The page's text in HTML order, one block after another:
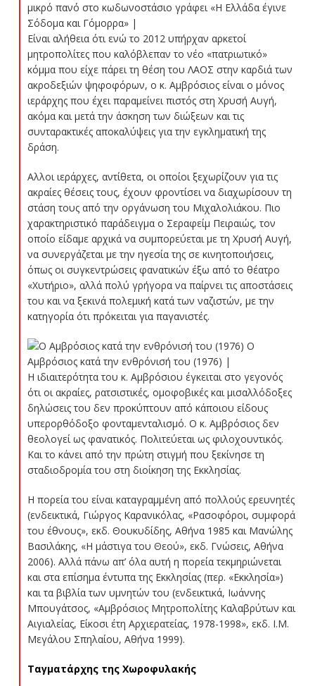
μικρό πανό στο κωδωνοστάσιο γράφει «Η Ελλάδα έγινε
Σόδομα και Γόμορρα» |
Είναι αλήθεια ότι ενώ το 2012 υπήρχαν αρκετοί
μητροπολίτες που καλόβλεπαν το νέο «πατριωτικό»
κόμμα που είχε πάρει τη θέση του ΛΑΟΣ στην καρδιά των
ακροδεξιών ψηφοφόρων, ο κ. Αμβρόσιος είναι ο μόνος
ιεράρχης που έχει παραμείνει πιστός στη Χρυσή Αυγή,
ακόμα και μετά την άσκηση των διώξεων και τις
συνταρακτικές αποκαλύψεις για την εγκληματική της
δράση.
Αλλοι ιεράρχες, αντίθετα, οι οποίοι ξεχωρίζουν για τις
ακραίες θέσεις τους, έχουν φροντίσει να διαχωρίσουν τη
στάση τους από την οργάνωση του Μιχαλολιάκου. Πιο
χαρακτηριστικό παράδειγμα ο Σεραφείμ Πειραιώς, τον
οποίο είδαμε αρχικά να συμπορεύεται με τη Χρυσή Αυγή,
να συνεργάζεται με την ηγεσία της σε κινητοποιήσεις,
όπως οι συγκεντρώσεις φανατικών έξω από το θέατρο
«Χυτήριο», αλλά πολύ γρήγορα να παίρνει τις αποστάσεις
του και να ξεκινά πολεμική κατά των ναζιστών, με την
κατηγορία ότι πρόκειται για παγανιστές.
Ο
Αμβρόσιος κατά την ενθρόνισή του (1976) |
Η ιδιαιτερότητα του κ. Αμβρόσιου έγκειται στο γεγονός
ότι οι ακραίες, ρατσιστικές, ομοφοβικές και μισαλλόδοξες
δηλώσεις του δεν προκύπτουν από κάποιου είδους
υπερορθόδοξο φονταμενταλισμό. Ο κ. Αμβρόσιος δεν
θεολογεί ως φανατικός. Πολιτεύεται ως φιλοχουντικός.
Και το κάνει από την πρώτη στιγμή που ξεκίνησε τη
σταδιοδρομία του στη διοίκηση της Εκκλησίας.
Η πορεία του είναι καταγραμμένη από πολλούς ερευνητές
(ενδεικτικά, Γιώργος Καρανικόλας, «Ρασοφόροι, συμφορά
του έθνους», εκδ. Θουκυδίδης, Αθήνα 1985 και Μανώλης
Βασιλάκης, «Η μάστιγα του Θεού», εκδ. Γνώσεις, Αθήνα
2006). Αλλά πάνω απ’ όλα αυτή η πορεία τεκμηριώνεται
και στα επίσημα έντυπα της Εκκλησίας (περ. «Εκκλησία»)
και τα βιβλία των υμνητών του (ενδεικτικά, Ιωάννης
Μπουγάτσος, «Αμβρόσιος Μητροπολίτης Καλαβρύτων και
Αιγιαλείας, Είκοσι έτη Αρχιερατείας, 1978-1998», εκδ. Ι.Μ.
Μεγάλου Σπηλαίου, Αθήνα 1999).
Ταγματάρχης της Χωροφυλακής